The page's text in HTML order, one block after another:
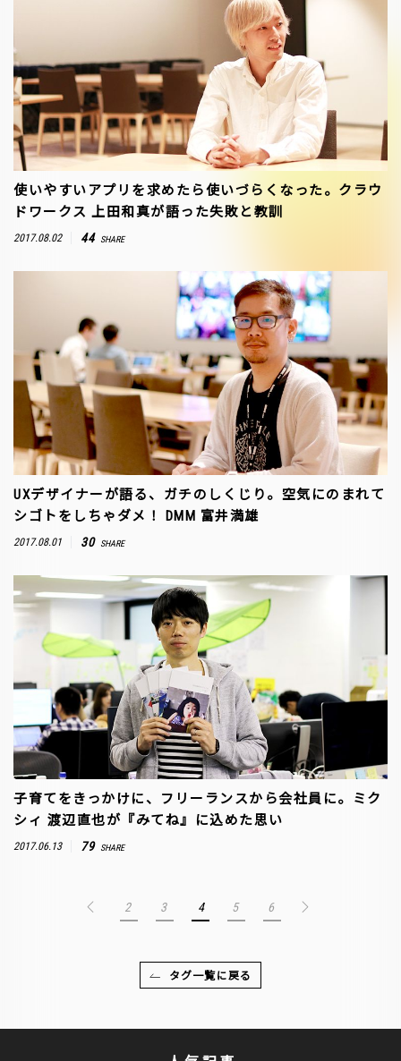
使いやすいアプリを求めたら使いづらくなった。クラウ
ドワークス 上田和真が語った失敗と教訓
2017.08.02 44 SHARE
UXデザイナーが語る、ガチのしくじり。空気にのまれて
シゴトをしちゃダメ！ DMM 富井満雄
2017.08.01 30 SHARE
子育てをきっかけに、フリーランスから会社員に。ミク
シィ 渡辺直也が『みてね』に込めた思い
2017.06.13 79 SHARE
2 3 4 5 6
タグ一覧に戻る